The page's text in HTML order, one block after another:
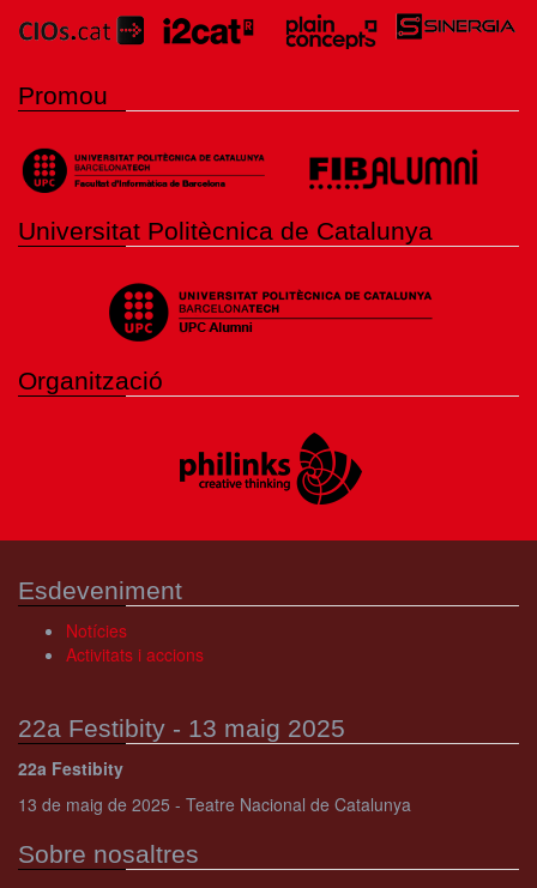
Promou
Universitat Politècnica de Catalunya
Organització
Esdeveniment
Notícies
Activitats i accions
22a Festibity - 13 maig 2025
22a Festibity
13 de maig de 2025 - Teatre Nacional de Catalunya
Sobre nosaltres